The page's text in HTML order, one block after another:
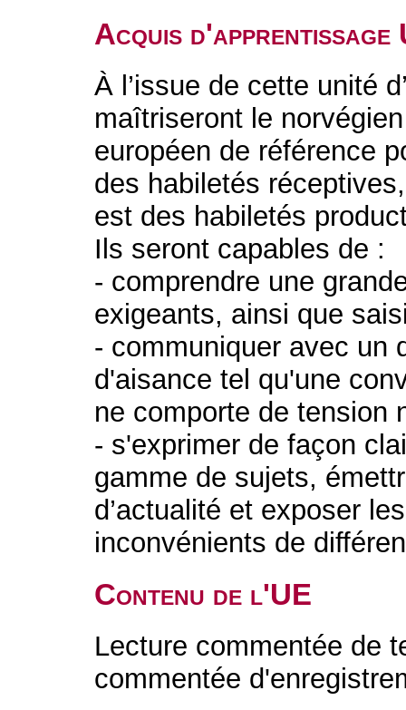
Acquis d'apprentissage
À l’issue de cette unité
maîtriseront le
européen de référence
des habiletés
est des habiletés
Ils seront capables de :
- comprendre une
exigeants, ainsi que
- communiquer avec un
d'aisance tel qu'une
ne comporte de tension
- s'exprimer de façon
gamme de sujets,
d’actualité et exposer
inconvénients de
Contenu de l'UE
Lecture commentée de
commentée